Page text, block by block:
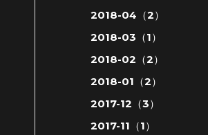
2018-04（2）
2018-03（1）
2018-02（2）
2018-01（2）
2017-12（3）
2017-11（1）